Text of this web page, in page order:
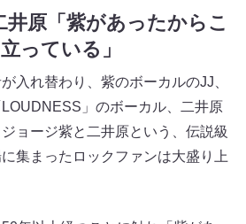
井原「紫があったからこ
っている」
入れ替わり、紫のボーカルのJJ、
」のボーカル、二井原
ョージ紫と二井原という、伝説級
集まったロックファンは大盛り上